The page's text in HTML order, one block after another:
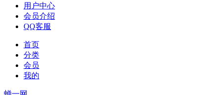
用户中心
会员介绍
QQ客服
首页
分类
会员
我的